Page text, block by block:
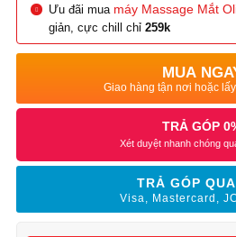
Ưu đãi mua máy Massage Mắt
giản, cực chill chỉ259k
MUA
Giao hàng tận nơi hoặc
TRẢ GÓP
Xét duyệt nhanh chóng
TRẢ GÓP
Visa, Mastercard,